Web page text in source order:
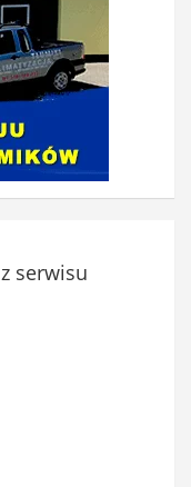
z serwisu